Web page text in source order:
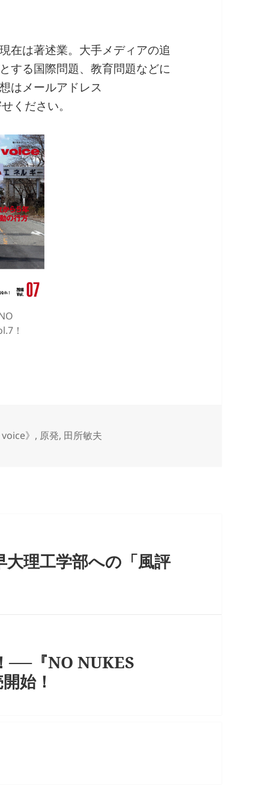
在は著述業。大手メディアの追
する国際問題、教育問題などに
はメールアドレス
ください。
！
》 , 原発, 田所敏夫
理工学部への「風評
──『NO NUKES
始！